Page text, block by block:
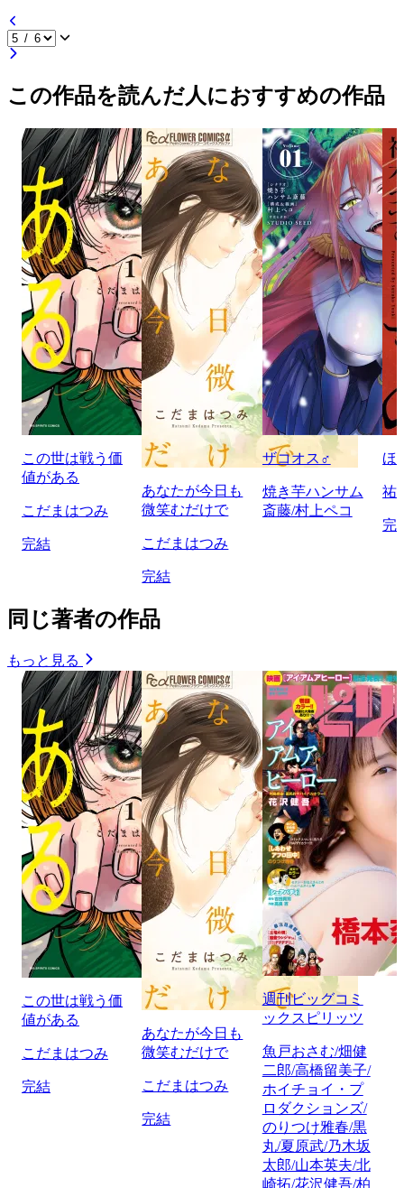
この作品を読んだ人におすすめの作品
この世は戦う価
値がある
こだまはつみ
完結
あなたが今日も
微笑むだけで
こだまはつみ
完結
ザコオス♂
焼き芋ハンサム
斎藤/村上ペコ
ほ
祐
完
同じ著者の作品
もっと見る
この世は戦う価
値がある
こだまはつみ
完結
あなたが今日も
微笑むだけで
こだまはつみ
完結
週刊ビッグコミ
ックスピリッツ
魚戸おさむ/畑健
二郎/高橋留美子/
ホイチョイ・プ
ロダクションズ/
のりつけ雅春/黒
丸/夏原武/乃木坂
太郎/山本英夫/北
崎拓/花沢健吾/柏